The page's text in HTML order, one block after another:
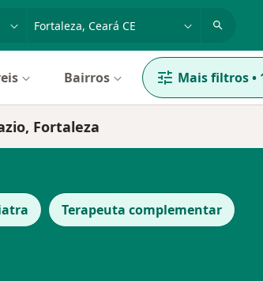
nomecidade ou região
Bairros Mais filtros•
Fortaleza
Terapeuta complementar